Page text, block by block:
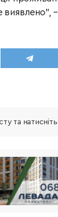
виявлено", –
та